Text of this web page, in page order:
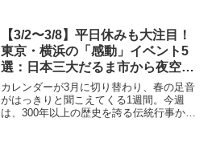
代の急騰が続いており、「本当は遠くまで
ドライブに行...
【3/2〜3/8】平日休みも大注目！
東京・横浜の「感動」イベント5
選：日本三大だるま市から夜空の
ドローンショーまで
カレンダーが3月に切り替わり、春の足音
がはっきりと聞こえてくる1週間。今週
は、300年以上の歴史を誇る伝統行事か